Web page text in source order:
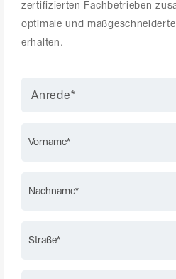
zertifizierten Fachbetrieben
optimale und
erhalten.